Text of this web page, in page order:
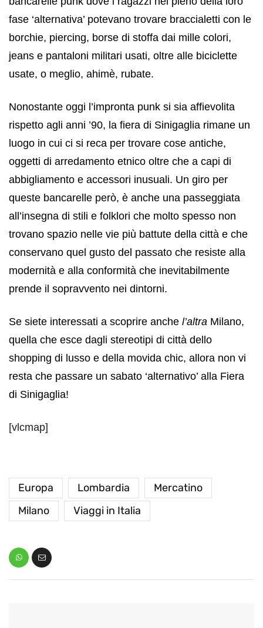
fase ‘alternativa’ potevano trovare braccialetti con le
borchie, piercing, borse di stoffa dai mille colori,
jeans e pantaloni militari usati, oltre alle biciclette
usate, o meglio, ahimè, rubate.
Nonostante oggi l’impronta punk si sia affievolita
rispetto agli anni ’90, la fiera di Sinigaglia rimane un
luogo in cui ci si reca per trovare cose antiche,
oggetti di arredamento etnico oltre che a capi di
abbigliamento e accessori inusuali. Un giro per
queste bancarelle però, è anche una passeggiata
all’insegna di stili e folklori che molto spesso non
trovano spazio nelle vie più battute della città e che
conservano quel gusto del passato che resiste alla
modernità e alla conformità che inevitabilmente
prende il sopravvento nei dintorni.
Se siete interessati a scoprire anche l’altra Milano,
quella che esce dagli stereotipi di città dello
shopping di lusso e della movida chic, allora non vi
resta che passare un sabato ‘alternativo’ alla Fiera
di Sinigaglia!
[vlcmap]
Europa Lombardia
Mercatino
Milano
Viaggi in Italia